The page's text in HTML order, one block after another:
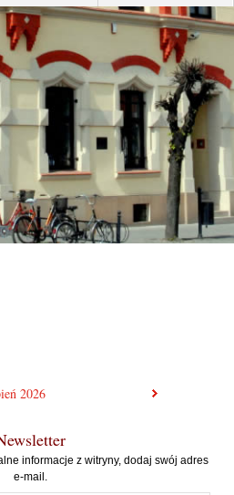
2026
informacje z witryny, dodaj swój adres
e-mail.